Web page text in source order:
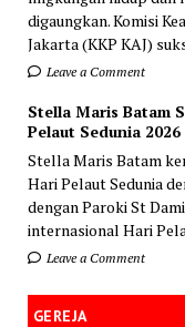
digaungkan. Komisi
Jakarta (KKP KAJ)
Leave a Comment
Stella Maris Batam
Pelaut Sedunia 2026
Stella Maris Batam
Hari Pelaut Sedunia
dengan Paroki St
internasional Hari
Leave a Comment
GEREJA